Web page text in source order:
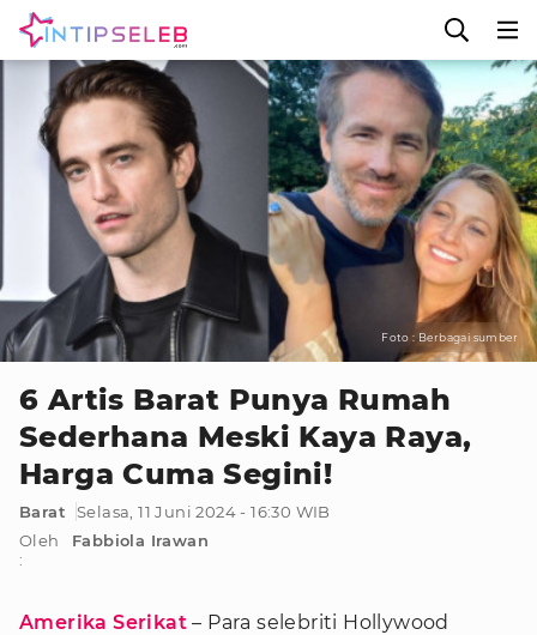
Foto : Berbagai sumber
6 Artis Barat Punya Rumah
Sederhana Meski Kaya Raya,
Harga Cuma Segini!
Barat
Selasa, 11 Juni 2024 - 16:30 WIB
Oleh
:
Fabbiola Irawan
Amerika Serikat – Para selebriti Hollywood